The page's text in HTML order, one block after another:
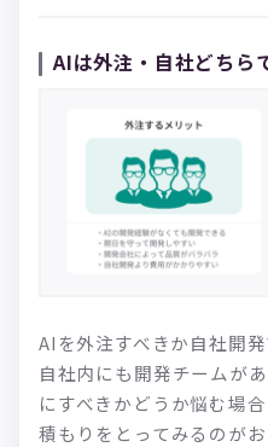
AIは外注・自社どちら
AIを外注すべきか自社開
自社内にも開発チームが
にすべきかどうか悩む場
積もりをとってみるのが